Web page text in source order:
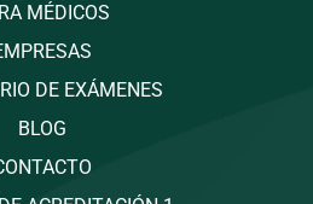
MÉDICOS
DE EXÁMENES
BLOG